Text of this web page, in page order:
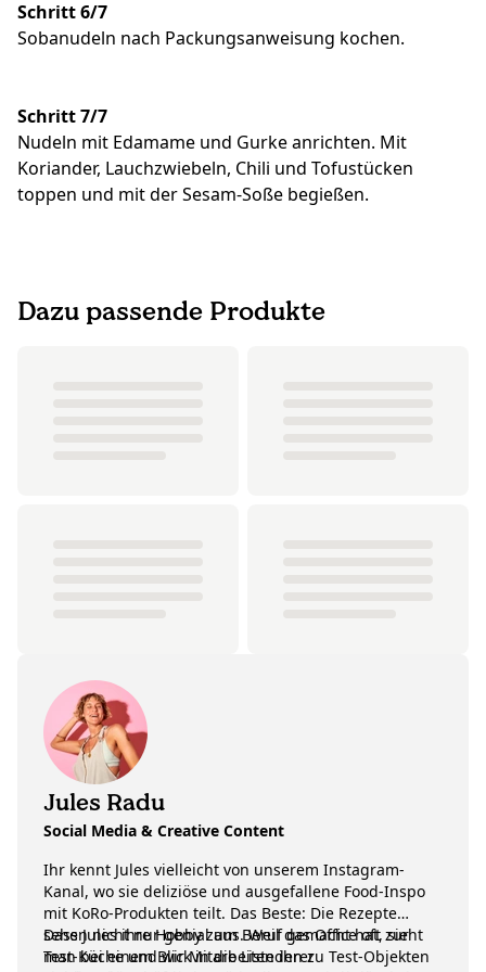
Schritt 6/7
Sobanudeln nach Packungsanweisung kochen.
Schritt 7/7
Nudeln mit Edamame und Gurke anrichten. Mit
Koriander, Lauchzwiebeln, Chili und Tofustücken
toppen und mit der Sesam-Soße begießen.
Dazu passende Produkte
Jules Radu
Social Media & Creative Content
Ihr kennt Jules vielleicht von unserem Instagram-
Kanal, wo sie deliziöse und ausgefallene Food-Inspo
mit KoRo-Produkten teilt. Das Beste: Die Rezepte
sehen nicht nur genial aus. Weil das Office oft zur
Test-Küche und wir Mitarbeitenden zu Test-Objekten
Dass Jules ihre Hobby zum Beruf gemacht hat, sieht
man bei einem Blick in die Liste ihrer